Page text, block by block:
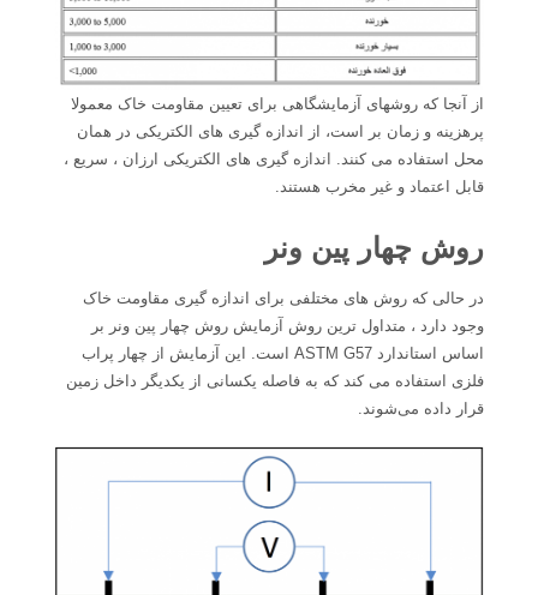
از آنجا که روشهای آزمایشگاهی برای تعیین مقاومت خاک معمولا
پرهزینه و زمان بر است، از اندازه گیری های الکتریکی در همان
محل استفاده می کنند. اندازه گیری های الکتریکی ارزان ، سریع ،
قابل اعتماد و غیر مخرب هستند.
روش چهار پین ونر
در حالی که روش های مختلفی برای اندازه گیری مقاومت خاک
وجود دارد ، متداول ترین روش آزمایش روش چهار پین ونر بر
اساس استاندارد ASTM G57 است. این آزمایش از چهار پراب
فلزی استفاده می کند که به فاصله یکسانی از یکدیگر داخل زمین
قرار داده می‌شوند.